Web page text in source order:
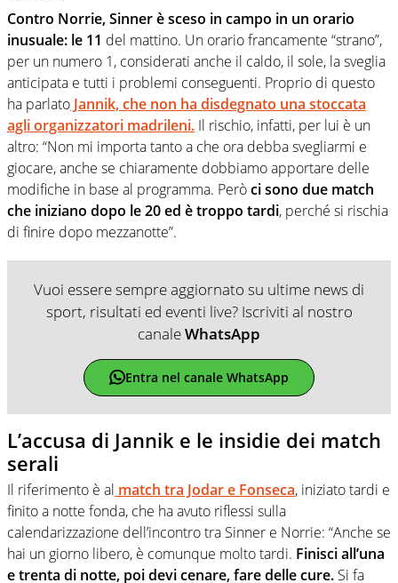
Contro Norrie, Sinner è sceso in campo in un orario
inusuale: le 11 del mattino. Un orario francamente “strano”,
per un numero 1, considerati anche il caldo, il sole, la sveglia
anticipata e tutti i problemi conseguenti. Proprio di questo
ha parlato Jannik, che non ha disdegnato una stoccata
agli organizzatori madrileni. Il rischio, infatti, per lui è un
altro: “Non mi importa tanto a che ora debba svegliarmi e
giocare, anche se chiaramente dobbiamo apportare delle
modifiche in base al programma. Peròci sono due match
che iniziano dopo le 20 ed è troppo tardi, perché si rischia
di finire dopo mezzanotte”.
Vuoi essere sempre aggiornato su ultime news di
sport, risultati ed eventi live? Iscriviti al nostro
canaleWhatsApp
Entra nel canale WhatsApp
L’accusa di Jannik e le insidie dei match
serali
Il riferimento è al match tra Jodar e Fonseca, iniziato tardi e
finito a notte fonda, che ha avuto riflessi sulla
calendarizzazione dell’incontro tra Sinner e Norrie: “Anche se
hai un giorno libero, è comunque molto tardi. Finisci all’una
e trenta di notte, poi devi cenare, fare delle cure. Si fa